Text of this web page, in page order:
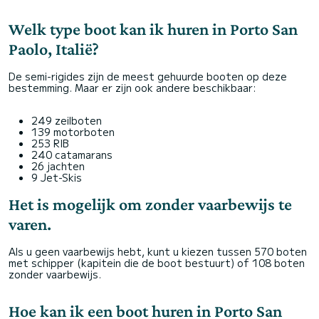
Welk type boot kan ik huren in Porto San
Paolo, Italië?
De semi-rigides zijn de meest gehuurde booten op deze
bestemming. Maar er zijn ook andere beschikbaar:
249 zeilboten
139 motorboten
253 RIB
240 catamarans
26 jachten
9 Jet-Skis
Het is mogelijk om zonder vaarbewijs te
varen.
Als u geen vaarbewijs hebt, kunt u kiezen tussen 570 boten
met schipper (kapitein die de boot bestuurt) of 108 boten
zonder vaarbewijs.
Hoe kan ik een boot huren in Porto San